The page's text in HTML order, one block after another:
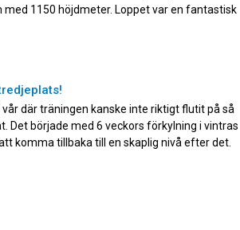
med 1150 höjdmeter. Loppet var en fantastisk
där träningen kanske inte riktigt flutit på så
Det började med 6 veckors förkylning i vintras
komma tillbaka till en skaplig nivå efter det.